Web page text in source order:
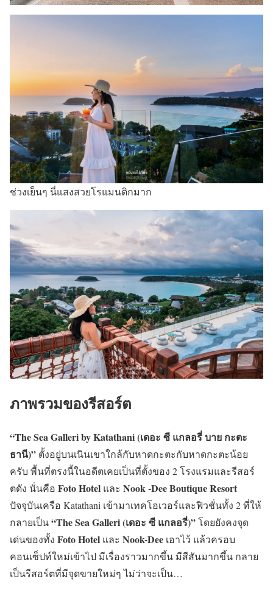
ช่วงเย็นๆ นี่แสงสวยโรแมนติกมาก
ภาพรวมของรีสอร์ต
“The Sea Galleri by Katathani (เดอะ ซี แกลอรี่บาย กะตะ
ธานี)” ตั้งอยู่บนเนินเขาใกล้กับหาดกะตะกับหาดกะตะน้อย
ครับ พื้นที่ตรงนี้ในอดีตเคยเป็นที่ตั้งของ 2 โรงแรมและรีสอร์
ตดัง นั่นคือ Foto Hotel และ Nook -Dee Boutique Resort
ปัจจุบันเครือ Katathani เข้ามาเทคโอเวอร์และฟิวชั่นทั้ง 2 ที่ให้
กลายเป็น“The Sea Galleri (เดอะ ซี แกลอรี่)”โดยยังคงจุด
เด่นของทั้ง Foto Hotel และ Nook-Dee เอาไว้ แล้วครอบ
คอนเซ็ปท์ใหม่เข้าไป มีเรื่องราวมากขึ้น มีสีสันมากขึ้น กลาย
เป็นรีสอร์ตที่มีจุดขายใหม่ๆ ไม่ว่าจะเป็น…